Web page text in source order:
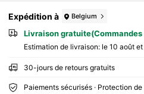
Expédition à Belgium
Livraison
Estimation de livraison: le 10 août
30-jours de retours gratuits
Paiements sécurisés · Protection